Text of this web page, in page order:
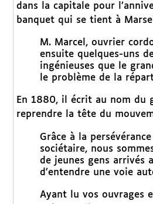
dans la capitale pour
banquet qui se tient à
M. Marcel, ouvrier
ensuite quelques-uns
ingénieuses que le
le problème de la
En 1880, il écrit au nom du
reprendre la tête du
Grâce à la
sociétaire, nous
de jeunes gens arrivés
d’entendre une voie
Ayant lu vos ouvrages